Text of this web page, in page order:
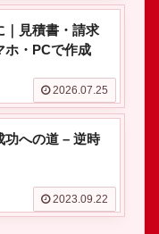
｜見積書・請求
ホ・PCで作成
2026.07.25
功への道 – 逆時
2023.09.22